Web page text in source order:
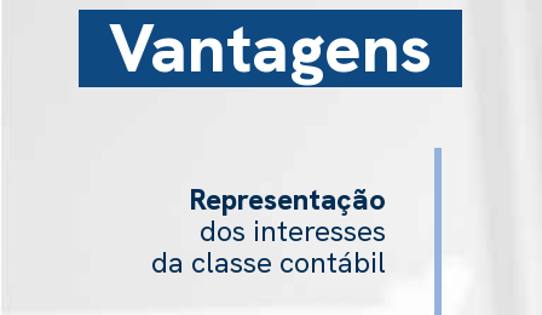
Vantagens
Representação
dos interesses
da classe contábil